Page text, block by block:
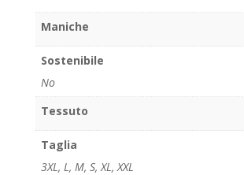
Maniche
Sostenibile
No
Tessuto
Taglia
3XL , L , M, S, XL , XXL